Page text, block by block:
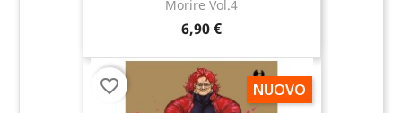
Morire Vol.4
6,90 €
NUOVO
favorite_border